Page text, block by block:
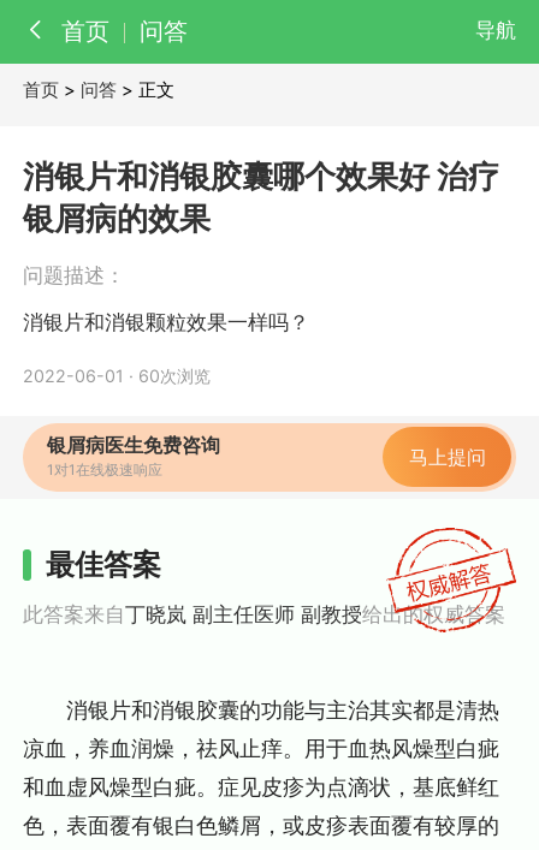
首页 问答 导航
医院
首页 > 问答 > 正文
消银片和消银胶囊哪个效果好 治疗
银屑病的效果
问题描述：
消银片和消银颗粒效果一样吗？
2022-06-01 · 60次浏览
银屑病医生免费咨询
1对1在线极速响应
马上提问
最佳答案
此答案来自丁晓岚 副主任医师 副教授给出的权威答案
消银片和消银胶囊的功能与主治其实都是清热
凉血，养血润燥，祛风止痒。用于血热风燥型白疵
和血虚风燥型白疵。症见皮疹为点滴状，基底鲜红
色，表面覆有银白色鳞屑，或皮疹表面覆有较厚的